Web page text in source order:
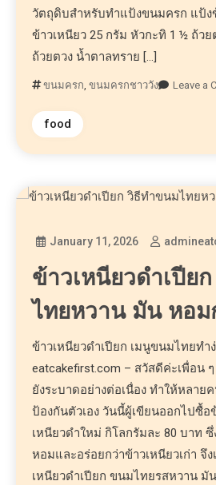
วัตถุดิบสำหรับทำแป้งขนมครก แป้ง
ข้าวเหนียว 25 กรัม หัวกะทิ 1 ½ ถ้ว
ถ้วยตวง น้ำตาลทราย […]
ขนมครก ,ขนมครกชาววัง Leave a
food
January 11, 2026
ข้าวเหนียวดำเปีย
ไทยหวาน มัน หอ
ข้าวเหนียวดำเปียก เมนูขนมไทยทำ
eatcakefirst.com – สวัสดีค่ะเพื่อน
ยังระบาดอย่างต่อเนื่อง ทำให้หลาย
ป้องกันตัวเอง วันนี้ผู้เขียนออกไปซื้อ
เหนียวดำใหม่ กิโลกรัมละ 80 บาท
หอมและอร่อยกว่าข้าวเหนียวเก่า จึ
เหนียวดำเปียก ขนมไทยรสหวาน มั